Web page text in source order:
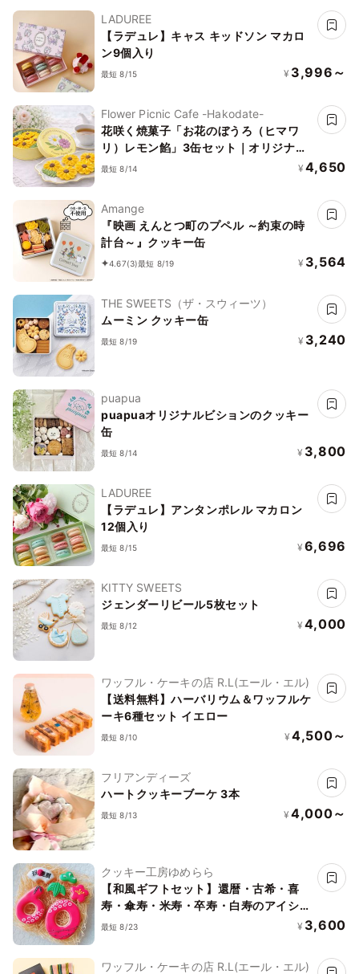
LADUREE
【ラデュレ】キャス キッドソン マカロ
ン9個入り
最短 8/15 ¥ 3,996～
Flower Picnic Cafe -Hakodate-
花咲く焼菓子「お花のぼうろ（ヒマワ
リ）レモン餡」3缶セット｜オリジナル
紙袋を3枚
最短 8/14 ¥ 4,650
Amange
『映画 えんとつ町のプペル ～約束の時
計台～』クッキー缶
4.67(3)最短 8/19 ¥ 3,564
THE SWEETS（ザ・スウィーツ）
ムーミン クッキー缶
最短 8/19 ¥ 3,240
puapua
puapuaオリジナルビションのクッキー
缶
最短 8/14 ¥ 3,800
LADUREE
【ラデュレ】アンタンポレル マカロン
12個入り
最短 8/15 ¥ 6,696
KITTY SWEETS
ジェンダーリビール5枚セット
最短 8/12 ¥ 4,000
ワッフル・ケーキの店 R.L(エール・エル)
【送料無料】ハーバリウム＆ワッフルケ
ーキ6種セット イエロー
最短 8/10 ¥ 4,500～
フリアンディーズ
ハートクッキーブーケ 3本
最短 8/13 ¥ 4,000～
クッキー工房ゆめらら
【和風ギフトセット】還暦・古希・喜
寿・傘寿・米寿・卒寿・白寿のアイシン
グクッキーセット
最短 8/23 ¥ 3,600
ワッフル・ケーキの店 R.L(エール・エル)